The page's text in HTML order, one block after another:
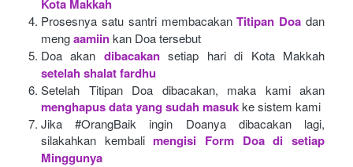
Kota Makkah
Prosesnya satu santri membacakan Titipan Doa dan
mengaamiinkan Doa tersebut
Doa akan dibacakan setiap hari di Kota Makkah
setelah shalat fardhu
Setelah Titipan Doa dibacakan, maka kami akan
menghapus data yang sudah masukke sistem kami
Jika #OrangBaik ingin Doanya dibacakan lagi,
silakahkan kembali mengisi Form Doa di setiap
Minggunya